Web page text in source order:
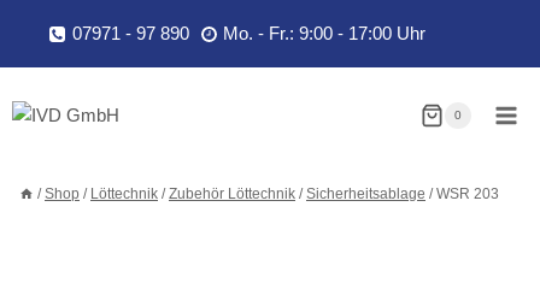
springen
07971 - 97 890 Mo. - Fr.: 9:00 - 17:00 Uhr
0
/ Shop / Löttechnik / Zubehör Löttechnik / Sicherheitsablage / WSR 203